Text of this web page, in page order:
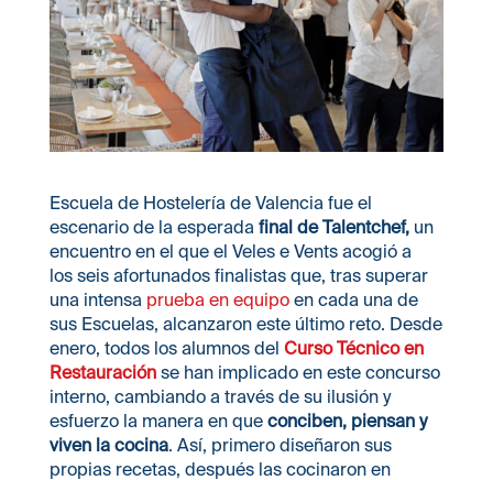
Escuela de Hostelería de Valencia fue el
escenario de la esperada final de Talentchef, un
encuentro en el que el Veles e Vents acogió a
los seis afortunados finalistas que, tras superar
una intensa prueba en equipoen cada una de
sus Escuelas, alcanzaron este último reto. Desde
enero, todos los alumnos del Curso Técnico en
Restauraciónse han implicado en este concurso
interno, cambiando a través de su ilusión y
esfuerzo la manera en que conciben, piensan y
viven la cocina. Así, primero diseñaron sus
propias recetas, después las cocinaron en